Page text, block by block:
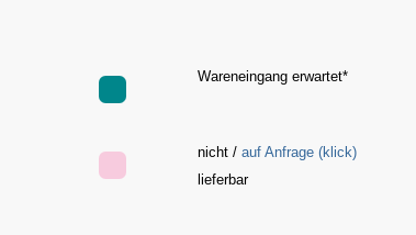
Wareneingang erwartet*
nicht / auf Anfrage (klick)
lieferbar